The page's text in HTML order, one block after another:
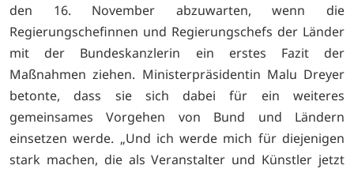
den 16. November abzuwarten, wenn die
Regierungschefinnen und Regierungschefs der Länder
mit der Bundeskanzlerin ein erstes Fazit der
Maßnahmen ziehen. Ministerpräsidentin Malu Dreyer
betonte, dass sie sich dabei für ein weiteres
gemeinsames Vorgehen von Bund und Ländern
einsetzen werde. „Und ich werde mich für diejenigen
stark machen, die als Veranstalter und Künstler jetzt